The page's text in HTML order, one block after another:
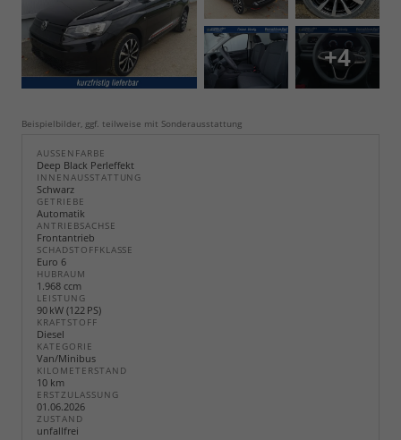
+4
Beispielbilder, ggf. teilweise mit Sonderausstattung
AUSSENFARBE
Deep Black Perleffekt
INNENAUSSTATTUNG
Schwarz
GETRIEBE
Automatik
ANTRIEBSACHSE
Frontantrieb
SCHADSTOFFKLASSE
Euro 6
HUBRAUM
1.968 ccm
LEISTUNG
90 kW (122 PS)
KRAFTSTOFF
Diesel
KATEGORIE
Van/Minibus
KILOMETERSTAND
10 km
ERSTZULASSUNG
01.06.2026
ZUSTAND
unfallfrei